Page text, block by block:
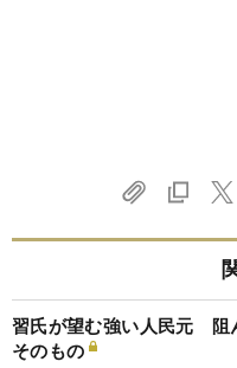
習氏が望む強い人民元 阻
そのもの